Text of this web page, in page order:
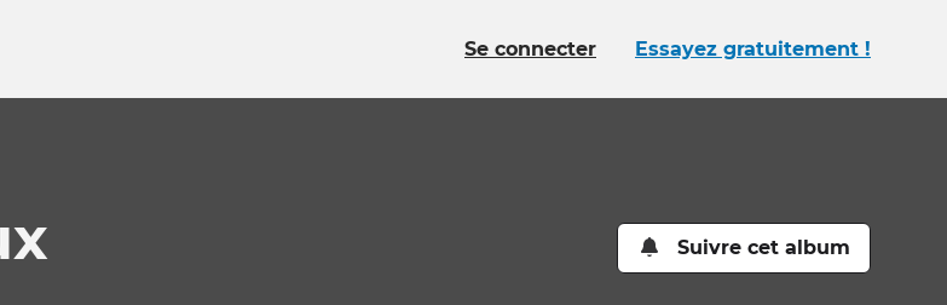
Se connecter Essayez gratuitement !
Suivre cet album